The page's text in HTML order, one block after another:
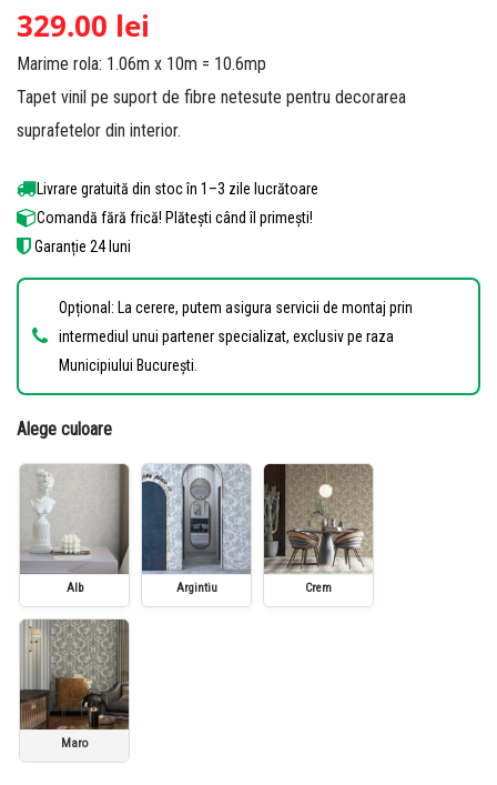
4.85din 5
pe baza ade
evaluări de
la clienți
329.00 lei
Marime rola: 1.06m x 10m = 10.6mp
Tapet vinil pe suport de fibre netesute pentru decorarea
suprafetelor din interior.
Livrare gratuită din stoc în 1–3 zile lucrătoare
Comandă fără frică! Plătești când îl primești!
Garanție 24 luni
Opțional: La cerere, putem asigura servicii de montaj prin
intermediul unui partener specializat, exclusiv pe raza
Municipiului București.
Alege culoare
Alb Argintiu Crem
Maro